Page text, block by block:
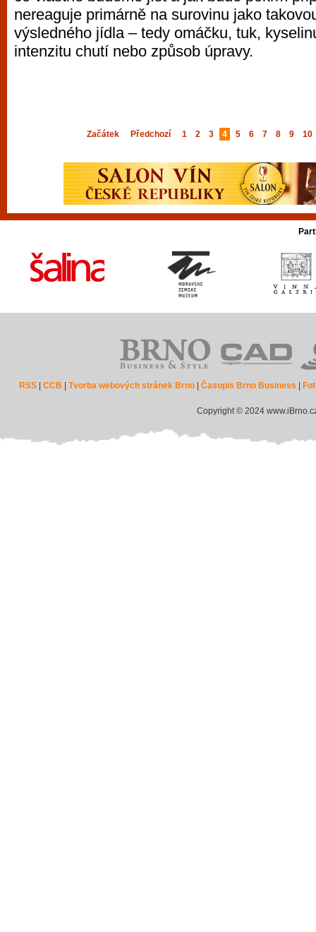
nereaguje primárně na surovinu jako
výsledného jídla – tedy omáčku, tuk,
intenzitu chutí nebo způsob úpravy.
Začátek Předchozí 1 2 3 4 5 6 7 8 9 10
RSS |CCB |Tvorba webových stránek Brno |Časopis Brno Business
Copyright © 2024